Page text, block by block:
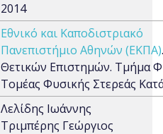
2014
Εθνικό και Καποδιστριακό
Πανεπιστήμιο Αθηνών (ΕΚΠΑ)
Θετικών Επιστημών. Τμήμα
Τομέας Φυσικής Στερεάς
Λελίδης Ιωάννης
Τριμπέρης Γεώργιος